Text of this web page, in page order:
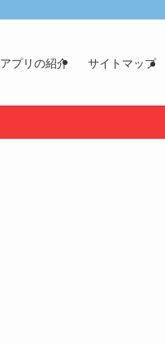
アプリの紹介 サイトマップ